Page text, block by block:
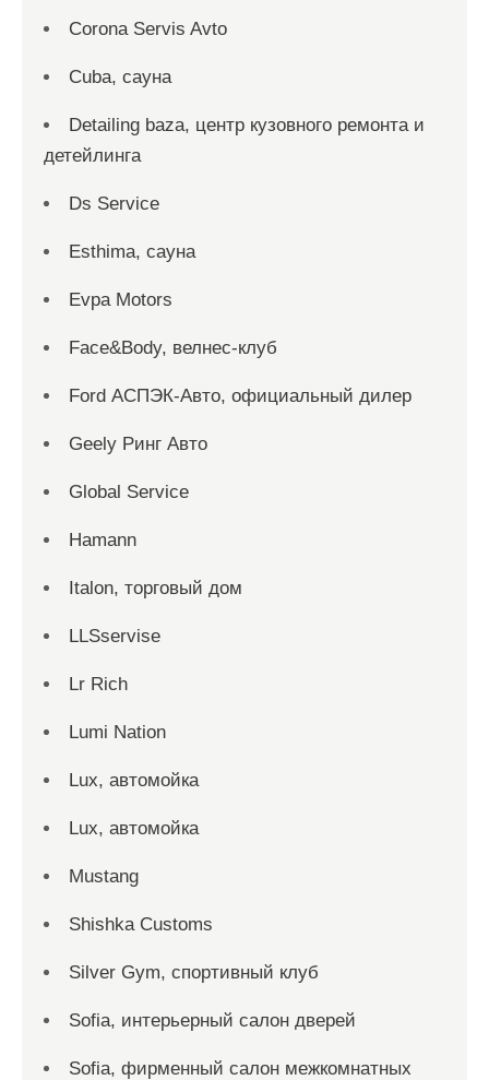
Corona Servis Avto
Cuba, сауна
Detailing baza, центр кузовного ремонта и
детейлинга
Ds Service
Esthima, сауна
Evpa Motors
Face&Body, велнес-клуб
Ford АСПЭК-Авто, официальный дилер
Geely Ринг Авто
Global Service
Hamann
Italon, торговый дом
LLSservise
Lr Rich
Lumi Nation
Lux, автомойка
Lux, автомойка
Mustang
Shishka Customs
Silver Gym, спортивный клуб
Sofia, интерьерный салон дверей
Sofia, фирменный салон межкомнатных